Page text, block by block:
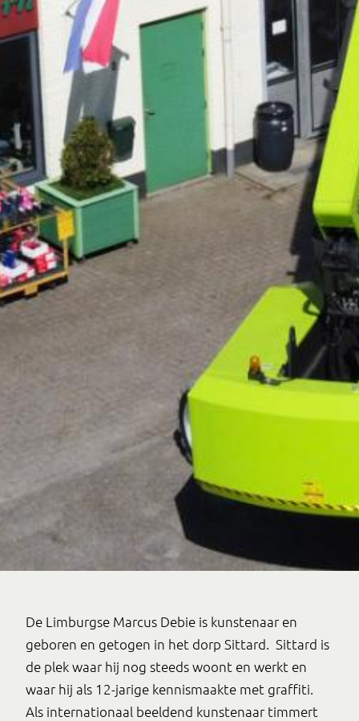
De Limburgse Marcus Debie is kunstenaar en
geboren en getogen in het dorp Sittard. Sittard is
de plek waar hij nog steeds woont en werkt en
waar hij als 12-jarige kennismaakte met graffiti.
Als internationaal beeldend kunstenaar timmert